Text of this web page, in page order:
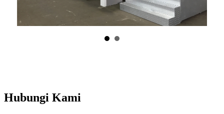
Hubungi Kami